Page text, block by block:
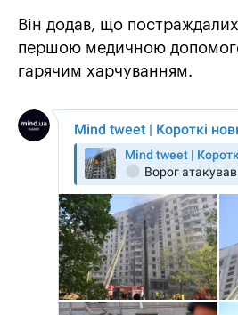
Він додав, що
першою медичною
гарячим харчуванням.